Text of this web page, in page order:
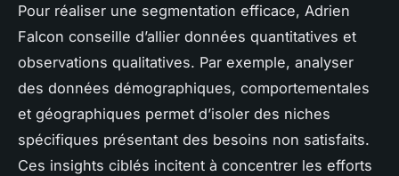
Pour réaliser une segmentation efficace, Adrien
Falcon conseille d’allier données quantitatives et
observations qualitatives. Par exemple, analyser
des données démographiques, comportementales
et géographiques permet d’isoler des niches
spécifiques présentant des besoins non satisfaits.
Ces insights ciblés incitent à concentrer les efforts